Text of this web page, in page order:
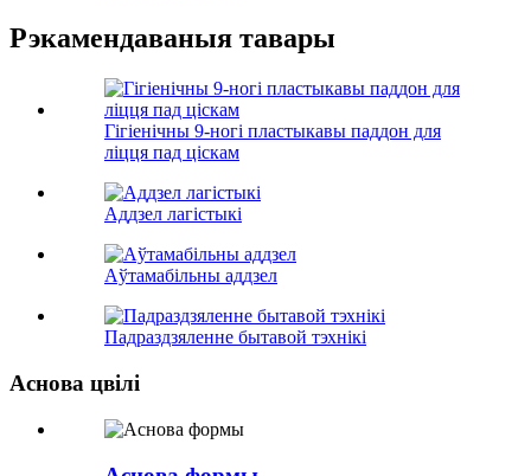
Рэкамендаваныя тавары
Гігіенічны 9-ногі пластыкавы паддон для
ліцця пад ціскам
Аддзел лагістыкі
Аўтамабільны аддзел
Падраздзяленне бытавой тэхнікі
Аснова цвілі